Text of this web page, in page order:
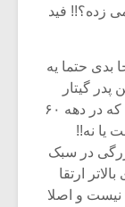
زده؟!! فید
بدی حتما یه
پدر گیتار
الکتریک بودن اسمی غیرواقعی برای کسی که در دهه ۶۰
یا نه!!
در سبک
ارتقا
نیست و اصلا